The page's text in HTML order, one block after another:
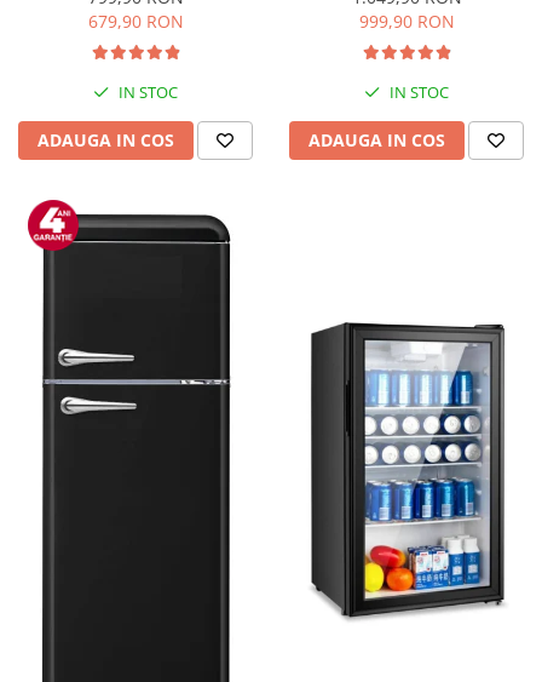
679,90 RON
IN STOC
ADAUGA IN COS
999,90 RON
IN STOC
ADAUGA IN COS